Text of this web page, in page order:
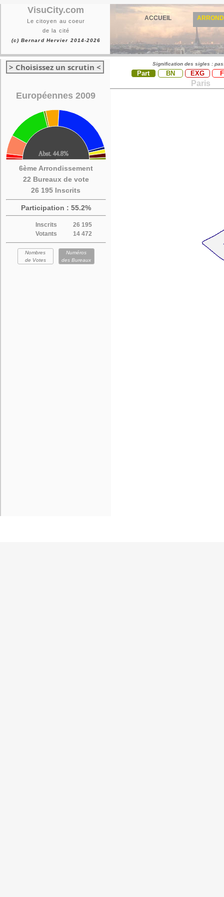
VisuCity.com
Le citoyen au coeur
de la cité
(c) Bernard Hervier 2014-2026
ACCUEIL
> Choisissez un scrutin <
Européennes 2009
6ème Arrondissement
22 Bureaux de vote
26 195 Inscrits
Participation : 55.2%
Inscrits
26 195
Votants
14 472
Nombres
de Votes
Numéros
des Bureaux
Signification des sigles :
Part BN EXG
Paris